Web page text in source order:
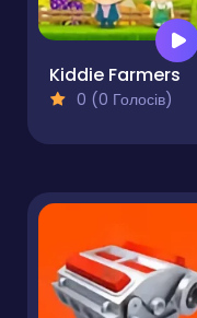
Kiddie Farmers
0 (0 Голосів)